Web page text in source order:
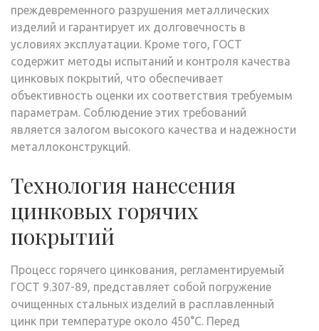
преждевременного разрушения металлических
изделий и гарантирует их долговечность в
условиях эксплуатации. Кроме того, ГОСТ
содержит методы испытаний и контроля качества
цинковых покрытий, что обеспечивает
объективность оценки их соответствия требуемым
параметрам. Соблюдение этих требований
является залогом высокого качества и надежности
металлоконструкций.
Технология нанесения
цинковых горячих
покрытий
Процесс горячего цинкования, регламентируемый
ГОСТ 9.307-89, представляет собой погружение
очищенных стальных изделий в расплавленный
цинк при температуре около 450°C. Перед